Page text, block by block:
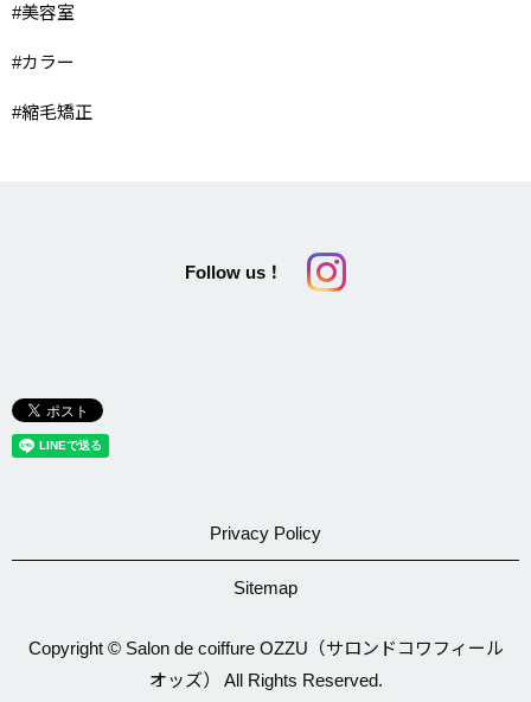
#美容室
#カラー
#縮毛矯正
Follow us！
Privacy Policy
Sitemap
Copyright © Salon de coiffure OZZU（サロンドコワフィール
オッズ） All Rights Reserved.